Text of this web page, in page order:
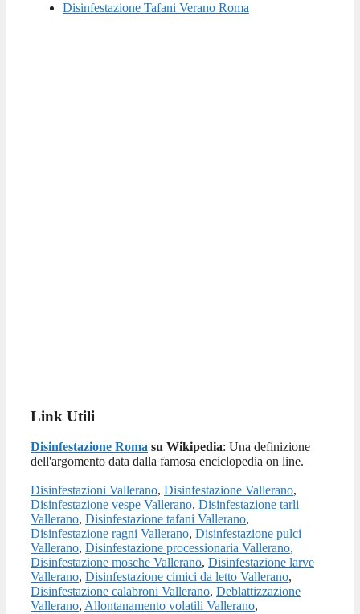
Disinfestazione Tafani Verano Roma
Link Utili
Disinfestazione Roma su Wikipedia: Una definizione
dell'argomento data dalla famosa enciclopedia on line.
Disinfestazioni Vallerano, Disinfestazione Vallerano,
Disinfestazione vespe Vallerano, Disinfestazione tarli
Vallerano, Disinfestazione tafani Vallerano,
Disinfestazione ragni Vallerano, Disinfestazione pulci
Vallerano, Disinfestazione processionaria Vallerano,
Disinfestazione mosche Vallerano, Disinfestazione larve
Vallerano, Disinfestazione cimici da letto Vallerano,
Disinfestazione calabroni Vallerano, Deblattizzazione
Vallerano, Allontanamento volatili Vallerano,